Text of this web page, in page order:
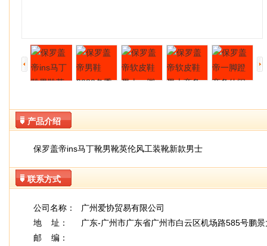
产品介绍
保罗盖帝ins马丁靴男靴英伦风工装靴新款男士
联系方式
公司名称：
广州爱协贸易有限公司
地 址：
广东-广州市广东省广州市白云区机场路585号鹏
邮 编：